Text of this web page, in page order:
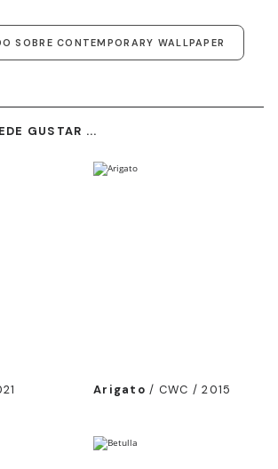
SOBRE CONTEMPORARY WALLPAPER
GUSTAR ...
Arigato / CWC / 2015